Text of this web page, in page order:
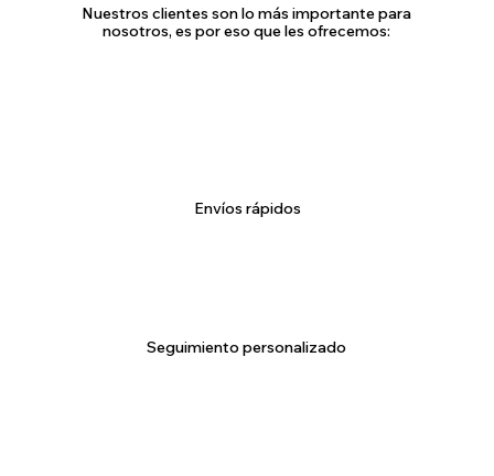
Nuestros clientes son lo más importante para
nosotros, es por eso que les ofrecemos:
Envíos rápidos
Seguimiento personalizado